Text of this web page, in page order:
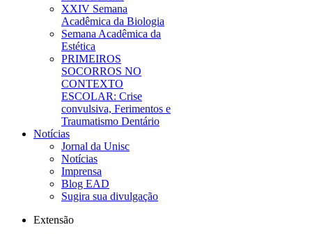
XXIV Semana
Acadêmica da Biologia
Semana Acadêmica da
Estética
PRIMEIROS
SOCORROS NO
CONTEXTO
ESCOLAR: Crise
convulsiva, Ferimentos e
Traumatismo Dentário
Notícias
Jornal da Unisc
Notícias
Imprensa
Blog EAD
Sugira sua divulgação
Extensão